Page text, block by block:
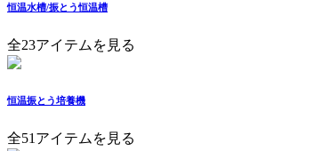
恒温水槽/振とう恒温槽
全23アイテムを見る
恒温振とう培養機
全51アイテムを見る